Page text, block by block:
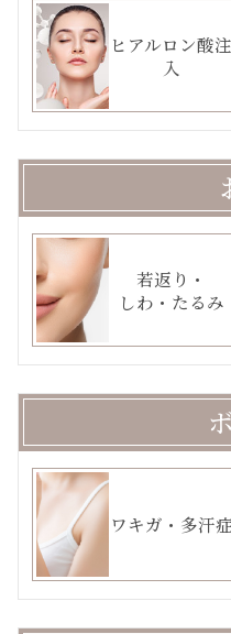
ヒアルロン酸注
入
若返り・
しわ・たるみ
ワキガ・多汗